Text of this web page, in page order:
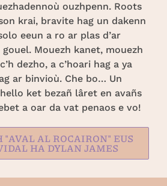
ouzhpenn. Roots
krai, bravite hag un dakenn
eeun a ro ar plas d’ar
Mouezh kanet, mouezh
dezho, a c’hoari hag a ya
ar binvioù. Che bo… Un
ket bezañ lâret en avañs
a oar da vat penaos e vo!
"AVAL AL ROCAIRON" EUS
HA DYLAN JAMES